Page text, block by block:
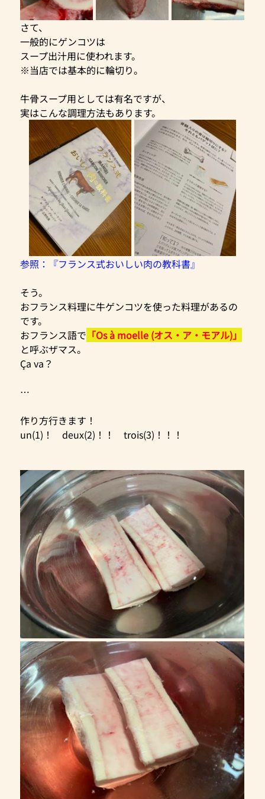
さて、
一般的にゲンコツは
スープ出汁用に使われます。
※当店では基本的に輪切り。
牛骨スープ用としては有名ですが、
実はこんな調理方法もあります。
参照：『フランス式おいしい肉の教科書』
そう。
おフランス料理に牛ゲンコツを使った料理があるの
です。
おフランス語で 「Os à moelle (オス・ア・モアル)」
と呼ぶザマス。
Ça va？
…
作り方行きます！
un(1)！　deux(2)！！　trois(3)！！！